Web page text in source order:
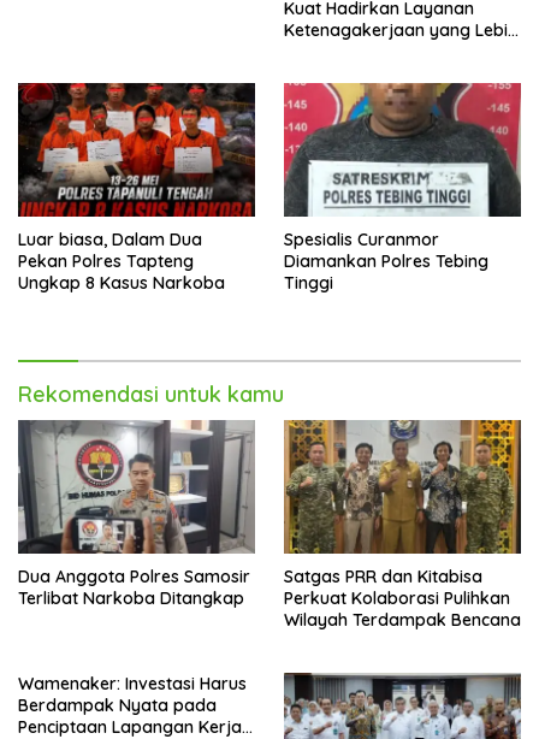
Kuat Hadirkan Layanan
Ketenagakerjaan yang Lebih
Luar biasa, Dalam Dua
Pekan Polres Tapteng
Ungkap 8 Kasus Narkoba
Spesialis Curanmor
Diamankan Polres Tebing
Tinggi
Rekomendasi untuk kamu
Dua Anggota Polres Samosir
Terlibat Narkoba Ditangkap
Satgas PRR dan Kitabisa
Perkuat Kolaborasi Pulihkan
Wilayah Terdampak Bencana
Wamenaker: Investasi Harus
Berdampak Nyata pada
Penciptaan Lapangan Kerja